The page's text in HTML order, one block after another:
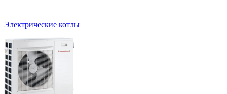
Электрические котлы